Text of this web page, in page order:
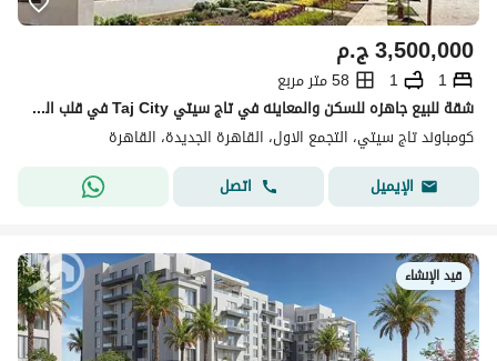
ج.م3,500,000
1
1
58 متر مربع
شقة للبيع جاهزه للسكن والمعاينه في تاج سيتي Taj City في قلب التجمع الاول امام مطار القاهره الدولي
كومباوند تاج سيتي، التجمع الاول، القاهرة الجديدة، القاهرة
الإيميل
اتصل
قيد الإنشاء